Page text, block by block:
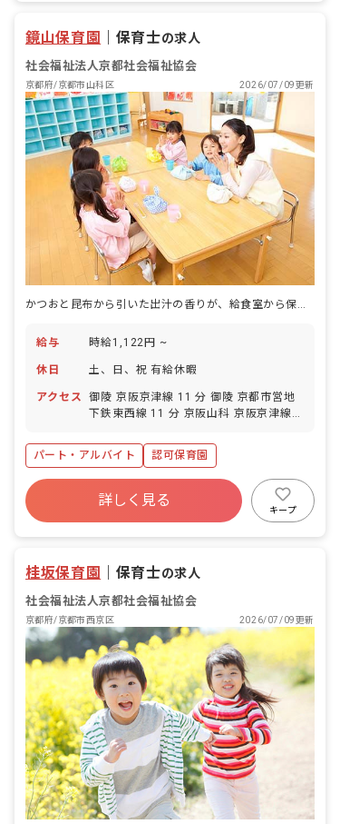
鏡山保育園 保育士の求人
社会福祉法人京都社会福祉協会
京都府/京都市山科区 2026/07/09更新
給与 時給1,122円 ~
休日 土、日、祝 有給休暇
アクセス
御陵 京阪京津線 11 分 御陵 京都市営地
下鉄東西線 11 分 京阪山科 京阪京津線
山科 JR湖西線 14 分
パート・アルバイト 認可保育園
詳しく見る
キープ
桂坂保育園 保育士の求人
社会福祉法人京都社会福祉協会
京都府/京都市西京区 2026/07/09更新